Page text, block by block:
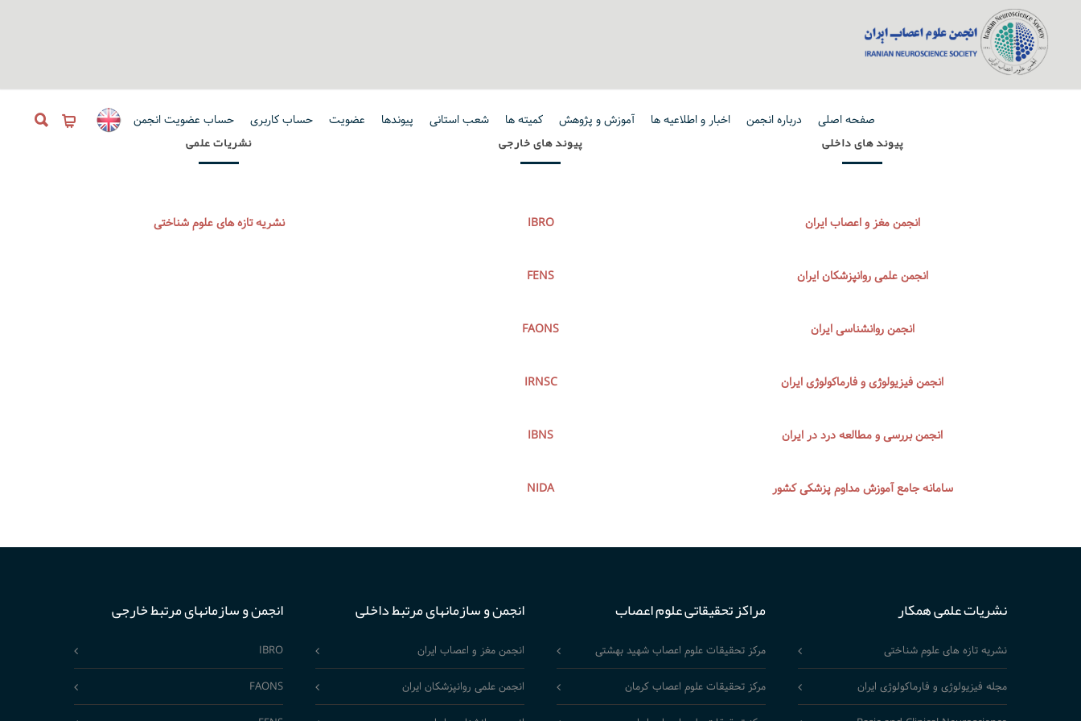
صفحه اصلی درباره انجمن اخبار و اطلاعیه ها آموزش و پژوهش کمیته ها شعب استانی پیوندها عضویت حساب کاربری حساب عضویت انجمن
نشریات علمی
نشریه تازه های علوم شناختی
پیوند های خارجی
IBRO
FENS
FAONS
IRNSC
IBNS
NIDA
پیوند های داخلی
انجمن مغز و اعصاب ایران
انجمن علمی روانپزشکان ایران
انجمن روانشناسی ایران
انجمن فیزیولوژی و فارماکولوژی ایران
انجمن بررسی و مطالعه درد در ایران
سامانه جامع آموزش مداوم پزشکی کشور
نشریات علمی همکار
نشریه تازه های علوم شناختی
مجله فیزیولوژی و فارماکولوژی ایران
مراکز تحقیقاتی علوم اعصاب
مرکز تحقیقات علوم اعصاب شهید بهشتی
مرکز تحقیقات علوم اعصاب کرمان
انجمن و سازمانهای مرتبط داخلی
انجمن مغز و اعصاب ایران
انجمن علمی روانپزشکان ایران
انجمن و سازمانهای مرتبط خارجی
IBRO
FAONS